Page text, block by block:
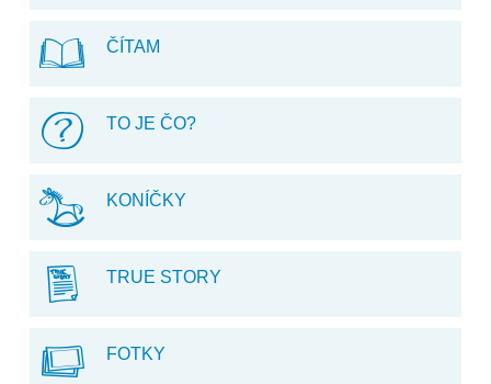
ČÍTAM
TO JE ČO?
KONÍČKY
TRUE STORY
FOTKY